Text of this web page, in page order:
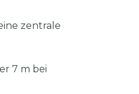
zentrale
7 m bei